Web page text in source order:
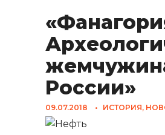
России»
09.07.2018 • ИСТОРИЯ,